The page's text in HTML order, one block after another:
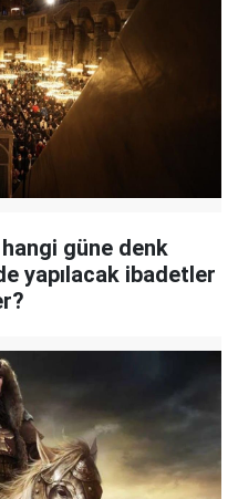
güne denk
yapılacak ibadetler